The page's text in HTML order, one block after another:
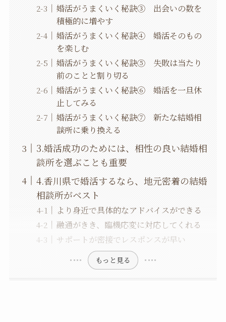
婚活がうまくいく秘訣③ 出会いの数を
積極的に増やす
婚活がうまくいく秘訣④ 婚活そのもの
を楽しむ
婚活がうまくいく秘訣⑤ 失敗は当たり
前のことと割り切る
婚活がうまくいく秘訣⑥ 婚活を一旦休
止してみる
婚活がうまくいく秘訣⑦ 新たな結婚相
談所に乗り換える
3.婚活成功のためには、相性の良い結婚相
談所を選ぶことも重要
4.香川県で婚活するなら、地元密着の結婚
相談所がベスト
より身近で具体的なアドバイスができる
融通がきき、臨機応変に対応してくれる
サポートが密接でレスポンスが早い
もっと見る